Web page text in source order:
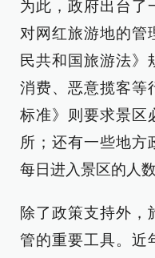
为此，政府出台了
对网红旅游地的管
民共和国旅游法》
消费、恶意揽客等
标准》则要求景区
所；还有一些地方
每日进入景区的人数
除了政策支持外，
管的重要工具。近